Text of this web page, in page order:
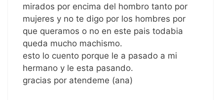
mirados por encima del hombro tanto por
mujeres y no te digo por los hombres por
que queramos o no en este pais todabia
queda mucho machismo.
esto lo cuento porque le a pasado a mi
hermano y le esta pasando.
gracias por atendeme (ana)